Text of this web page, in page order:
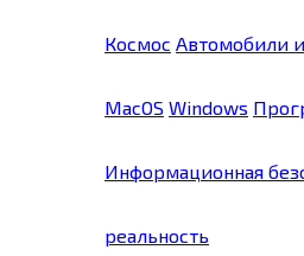
Космос Автомобили
MacOS Windows
Информационная
реальность